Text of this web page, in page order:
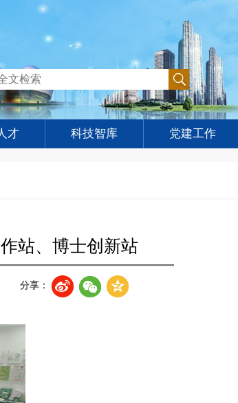
才 科技智库 党建工作
站、博士创新站
分享：